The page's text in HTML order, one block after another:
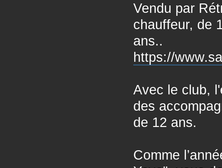
Vendu par
chauffeur, de
ans..
https://
Avec le club,
des
de 12 ans.
Comme